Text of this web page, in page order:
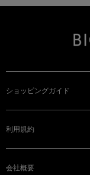
ショッピングガイド
利用規約
会社概要